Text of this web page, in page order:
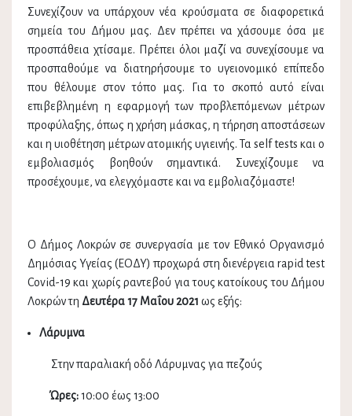
Συνεχίζουν να υπάρχουν νέα κρούσματα σε διαφορετικά
σημεία του Δήμου μας. Δεν πρέπει να χάσουμε όσα με
προσπάθεια χτίσαμε. Πρέπει όλοι μαζί να συνεχίσουμε να
προσπαθούμε να διατηρήσουμε το υγειονομικό επίπεδο
που θέλουμε στον τόπο μας. Για το σκοπό αυτό είναι
επιβεβλημένη η εφαρμογή των προβλεπόμενων μέτρων
προφύλαξης, όπως η χρήση μάσκας, η τήρηση αποστάσεων
και η υιοθέτηση μέτρων ατομικής υγιεινής. Τα self tests και ο
εμβολιασμός βοηθούν σημαντικά. Συνεχίζουμε να
προσέχουμε, να ελεγχόμαστε και να εμβολιαζόμαστε!
Ο Δήμος Λοκρών σε συνεργασία με τον Εθνικό Οργανισμό
Δημόσιας Υγείας (ΕΟΔΥ) προχωρά στη διενέργεια rapid test
Covid-19 και χωρίς ραντεβού για τους κατοίκους του Δήμου
Λοκρών τη Δευτέρα17 Μαΐου2021 ως εξής:
Λάρυμνα
Στην παραλιακή οδό Λάρυμνας για πεζούς
Ώρες:10:00 έως 13:00